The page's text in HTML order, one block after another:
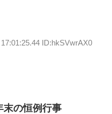
ID:hkSVwrAX0
末の恒例行事